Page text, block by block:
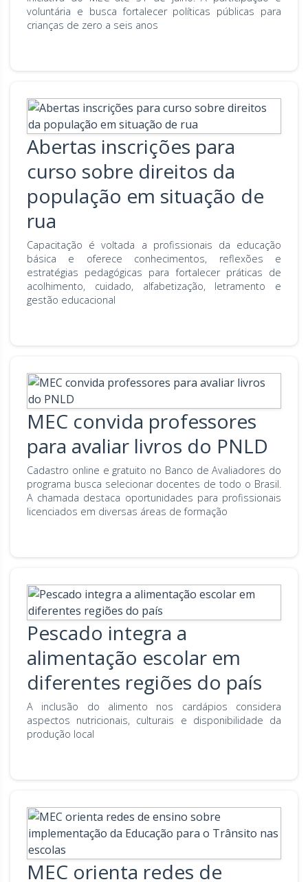
voluntária e busca fortalecer políticas públicas para
crianças de zero a seis anos
Abertas inscrições para
curso sobre direitos da
população em situação de
rua
Capacitação é voltada a profissionais da educação
básica e oferece conhecimentos, reflexões e
estratégias pedagógicas para fortalecer práticas de
acolhimento, cuidado, alfabetização, letramento e
gestão educacional
MEC convida professores
para avaliar livros do PNLD
Cadastro online e gratuito no Banco de Avaliadores do
programa busca selecionar docentes de todo o Brasil.
A chamada destaca oportunidades para profissionais
licenciados em diversas áreas de formação
Pescado integra a
alimentação escolar em
diferentes regiões do país
A inclusão do alimento nos cardápios considera
aspectos nutricionais, culturais e disponibilidade da
produção local
MEC orienta redes de